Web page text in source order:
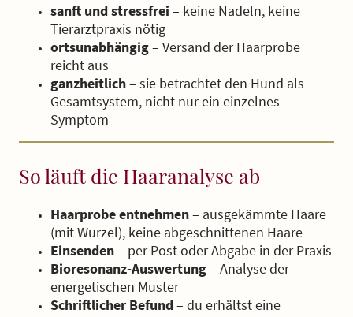
sanft und stressfrei – keine Nadeln, keine
Tierarztpraxis nötig
ortsunabhängig– Versand der Haarprobe
reicht aus
ganzheitlich– sie betrachtet den Hund als
Gesamtsystem, nicht nur ein einzelnes
Symptom
So läuft die Haaranalyse ab
Haarprobe entnehmen– ausgekämmte Haare
(mit Wurzel), keine abgeschnittenen Haare
Einsenden– per Post oder Abgabe in der Praxis
Bioresonanz-Auswertung– Analyse der
energetischen Muster
Schriftlicher Befund– du erhältst eine